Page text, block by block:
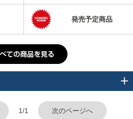
発売予定商品
1/1 次のページへ